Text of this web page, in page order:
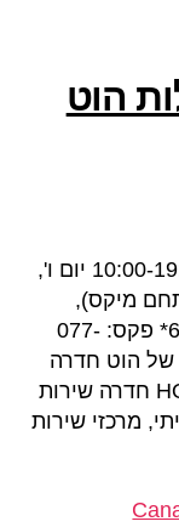
הוט
זמני פעילות הוט חדרה ימים א'-ה', 10:00-19:00 יום ו',
רח' צה"ל 35, (מתחם מיקס),
חדרה טלפון: 1-800-077-077 או 6900* פקס: 077-
של הוט חדרה
זמני קבלת קהל, טלפון וכתובת של HOT חדרה שירות
מרכזי שירות